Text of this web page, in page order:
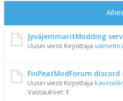
JyväjemmaritModding
Uusin viesti Kirjoittaja
FinPeatModForum discord
Uusin viesti Kirjoittaja
Vastaukset: 1